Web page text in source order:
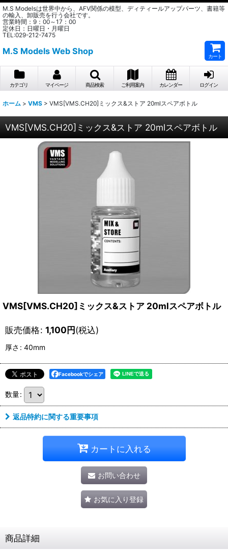
M.S Modelsは世界中から、AFV関係の模型、ディティールアップパーツ、書籍等
の輸入、卸販売を行う会社です。
営業時間：9：00～17：00
定休日：日曜日・月曜日
TEL:029-212-7475
M.S Models Web Shop
カート
カテゴリ マイページ 商品検索 ご利用案内 カレンダー ログイン
ホーム > VMS > VMS[VMS.CH20]ミックス&ストア 20mlスペアボトル
VMS[VMS.CH20]ミックス&ストア 20mlスペアボトル
VMS[VMS.CH20]ミックス&ストア 20mlスペアボトル
販売価格: 1,100円(税込)
厚さ : 40mm
Facebookでシェア
数量:
返品特約に関する重要事項
カートに入れる
お問い合わせ
お気に入り登録
商品詳細